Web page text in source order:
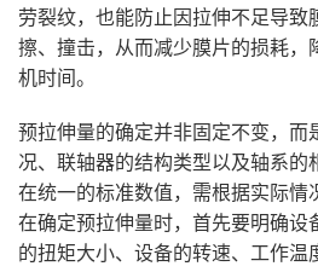
劳裂纹，也能防止因拉伸不足导致
擦、撞击，从而减少膜片的损耗，
机时间。
预拉伸量的确定并非固定不变，而
况、联轴器的结构类型以及轴系的
在统一的标准数值，需根据实际情
在确定预拉伸量时，首先要明确设
的扭矩大小、设备的转速、工作温